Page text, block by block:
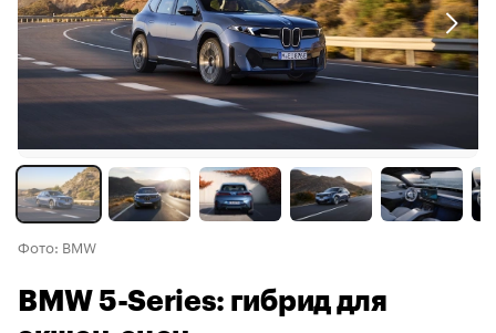
Фото: BMW
BMW 5-Series: гибрид для